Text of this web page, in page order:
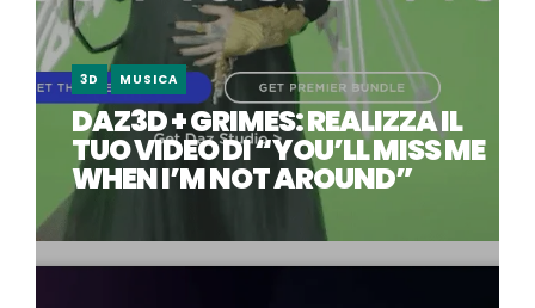
3D MUSICA
DAZ3D + GRIMES: REALIZZA IL
TUO VIDEO DI “YOU’LL MISS ME
WHEN I’M NOT AROUND”